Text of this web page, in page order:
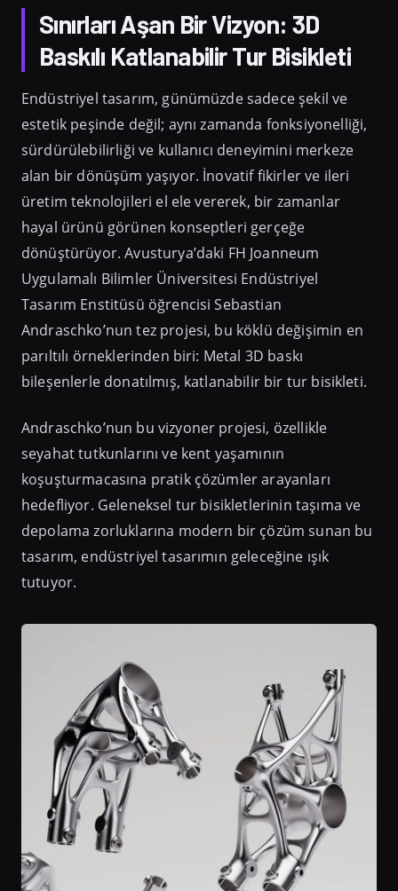
Sınırları Aşan Bir Vizyon: 3D
Baskılı Katlanabilir Tur Bisikleti
Endüstriyel tasarım, günümüzde sadece şekil ve
estetik peşinde değil; aynı zamanda fonksiyonelliği,
sürdürülebilirliği ve kullanıcı deneyimini merkeze
alan bir dönüşüm yaşıyor. İnovatif fikirler ve ileri
üretim teknolojileri el ele vererek, bir zamanlar
hayal ürünü görünen konseptleri gerçeğe
dönüştürüyor. Avusturya’daki FH Joanneum
Uygulamalı Bilimler Üniversitesi Endüstriyel
Tasarım Enstitüsü öğrencisi Sebastian
Andraschko’nun tez projesi, bu köklü değişimin en
parıltılı örneklerinden biri: Metal 3D baskı
bileşenlerle donatılmış, katlanabilir bir tur bisikleti.
Andraschko’nun bu vizyoner projesi, özellikle
seyahat tutkunlarını ve kent yaşamının
koşuşturmacasına pratik çözümler arayanları
hedefliyor. Geleneksel tur bisikletlerinin taşıma ve
depolama zorluklarına modern bir çözüm sunan bu
tasarım, endüstriyel tasarımın geleceğine ışık
tutuyor.